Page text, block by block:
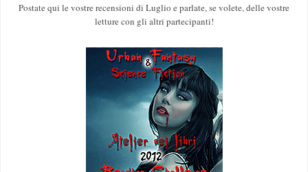
Postate qui le vostre recensioni di Luglio e parlate, se volete, delle vostre
letture con gli altri partecipanti!